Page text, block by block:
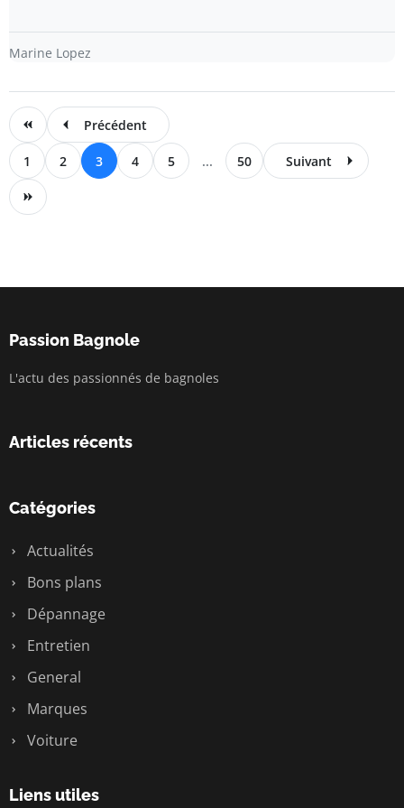
Marine Lopez
Précédent
1 2 3 4 5 ... 50 Suivant
Passion Bagnole
L'actu des passionnés de bagnoles
Articles récents
Catégories
Actualités
Bons plans
Dépannage
Entretien
General
Marques
Voiture
Liens utiles